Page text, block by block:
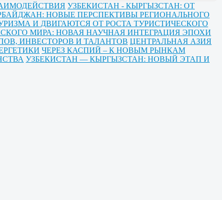
УЗБЕКИСТАН - КЫРГЫЗСТАН: ОТ
НОВЫЕ ПЕРСПЕКТИВЫ РЕГИОНАЛЬНОГО
И ДВИГАЮТСЯ ОТ РОСТА ТУРИСТИЧЕСКОГО
МИРА: НОВАЯ НАУЧНАЯ ИНТЕГРАЦИЯ ЭПОХИ
ИНВЕСТОРОВ И ТАЛАНТОВ ЦЕНТРАЛЬНАЯ АЗИЯ
ЧЕРЕЗ КАСПИЙ – К НОВЫМ РЫНКАМ
УЗБЕКИСТАН — КЫРГЫЗСТАН: НОВЫЙ ЭТАП И